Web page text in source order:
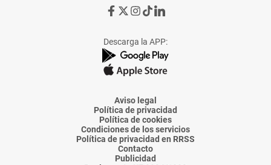
Ir
de
La
Voz
Almería
Ir
de
La
Voz
Almería
Ir
de
La
Voz
Almería
Ir
de
La
Voz
Almería
Ir
de
La
Voz
Descarga la APP:
Aviso legal
Política de privacidad
Política de cookies
Condiciones de los servicios
Política de privacidad en RRSS
Contacto
Publicidad